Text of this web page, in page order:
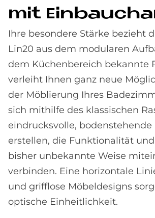
mit
Ihre besondere Stärke bezieht
Lin20 aus dem modularen
dem Küchenbereich bekannte
verleiht Ihnen ganz neue
der Möblierung Ihres
sich mithilfe des klassischen
eindrucksvolle, bodenstehende
erstellen, die Funktionalität
bisher unbekannte Weise
verbinden. Eine horizontale
und grifflose Möbeldesigns
optische Einheitlichkeit.